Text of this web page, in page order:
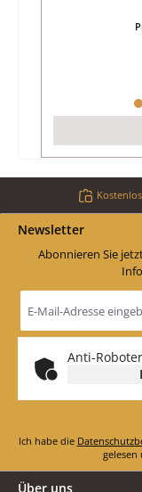
Newsletter
Abonnieren Sie
Mail-
Adresse
*
Anti-
Ich habe die
Über uns